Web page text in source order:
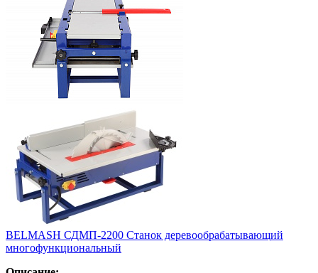
BELMASH СДМП-2200 Станок деревообрабатывающий
многофункциональный